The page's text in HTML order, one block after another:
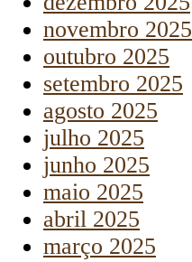
novembro 2025
outubro 2025
setembro 2025
agosto 2025
julho 2025
junho 2025
maio 2025
abril 2025
março 2025